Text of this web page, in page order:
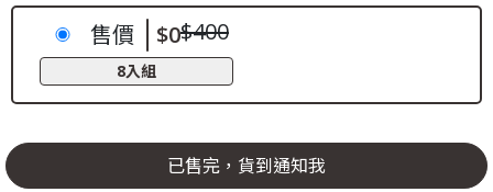
售價 $0$400
8入組
已售完，貨到通知我